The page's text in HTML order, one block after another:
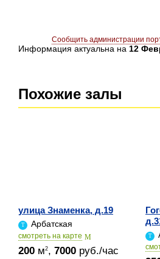
Сообщить администрации
Информация актуальна на 12
Похожие залы
улица Знаменка, д.19
Арбатская
cмотреть на карте
200 м2, 7000 руб./час